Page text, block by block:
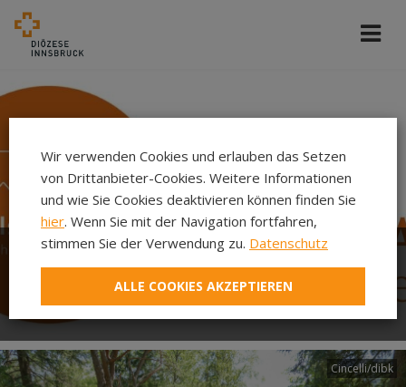
Der neue Sommer-Pfarrbrief
ist da!
Cincelli/dibk
Wir verwenden Cookies und erlauben das Setzen
von Drittanbieter-Cookies. Weitere Informationen
und wie Sie Cookies deaktivieren können finden Sie
hier. Wenn Sie mit der Navigation fortfahren,
stimmen Sie der Verwendung zu. Datenschutz
ALLE COOKIES AKZEPTIEREN